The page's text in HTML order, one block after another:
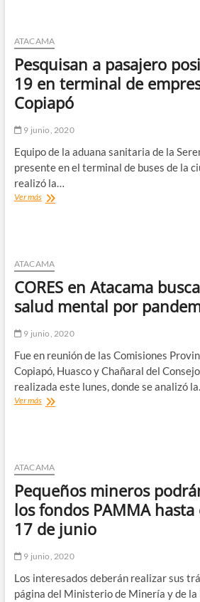
Alejandro
Noemi
Huerta
es
parte
del
nuevo
Portafolio
Buenas
Prácticas
para
Participación
de
SENADIS
ATACAMA
Pesquisan a pasajero
19 en terminal de
Copiapó
9 junio, 2020
Equipo de la aduana sanitaria de la
presente en el terminal de buses de la
realizó la…
Ver másPesquisan
Covid-
19
en
terminal
de
de
en
Copiapó
ATACAMA
CORES en Atacama
salud mental por
9 junio, 2020
Fue en reunión de las Comisiones
Copiapó, Huasco y Chañaral del
realizada este lunes, donde se analizó
Ver másCORES
la
salud
mental
por
pandemia
ATACAMA
Pequeños mineros
los fondos PAMMA
17 de junio
9 junio, 2020
Los interesados deberán realizar sus
página del Ministerio de Minería y de la